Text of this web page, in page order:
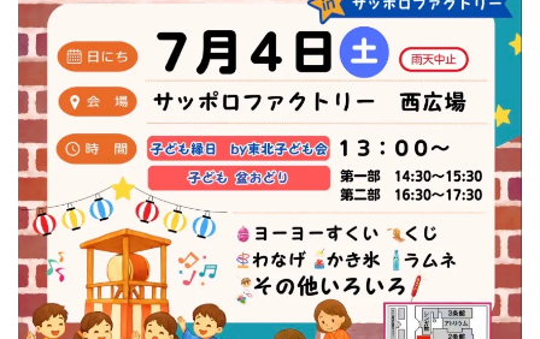
（土）9日（日）8月11日（火・祝）そらのひろば ステラ9
「サマートレジャー」＠札幌ステラプレイス屋上広場
7月25日（土）26日（日）OUT DOOR WORLD 2026＠
さっぽろばんけいスキー場
7月30日（木）子育てサマーフェスタ＠中央区複合庁舎
区民ホール
7月31日（金）8月1日（土）さっぽろ八月祭2026＠札幌
市北3条広場（アカプラ）
8月1日（土）夏休みonちゃん縁日＠onちゃんテラス
8月1日（土）こぶし自治会 七夕まつり＠宮の森こぶし公
園
8月1日（土）円山西町町内会 夏祭り＠真如苑第7駐車場